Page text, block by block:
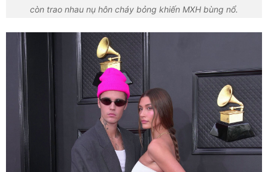
còn trao nhau nụ hôn cháy bỏng khiến MXH bùng nổ.